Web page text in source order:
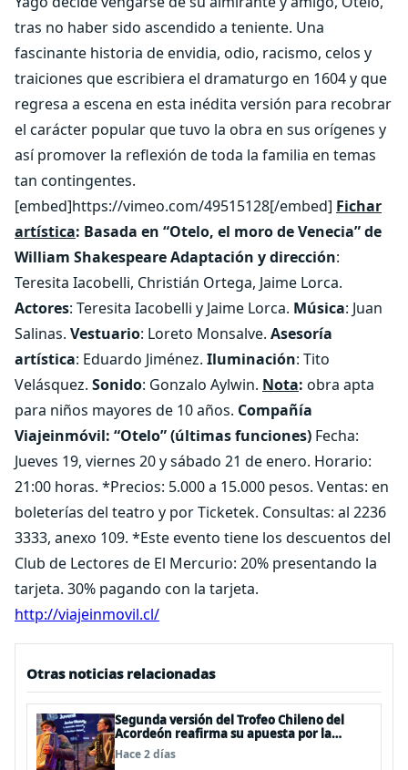
tras no haber sido ascendido a teniente. Una
fascinante historia de envidia, odio, racismo, celos y
traiciones que escribiera el dramaturgo en 1604 y que
regresa a escena en esta inédita versión para recobrar
el carácter popular que tuvo la obra en sus orígenes y
así promover la reflexión de toda la familia en temas
tan contingentes.
[embed]https://vimeo.com/49515128[/embed] Fichar
artística: Basada en “Otelo, el moro de Venecia” de
William ShakespeareAdaptación y dirección:
Teresita Iacobelli, Christián Ortega, Jaime Lorca.
Actores: Teresita Iacobelli y Jaime Lorca. Música: Juan
Salinas. Vestuario: Loreto Monsalve. Asesoría
artística: Eduardo Jiménez. Iluminación: Tito
Velásquez. Sonido: Gonzalo Aylwin. Nota: obra apta
para niños mayores de 10 años. Compañía
Viajeinmóvil: “Otelo” (últimas funciones) Fecha:
Jueves 19, viernes 20 y sábado 21 de enero. Horario:
21:00 horas. *Precios: 5.000 a 15.000 pesos. Ventas: en
boleterías del teatro y por Ticketek. Consultas: al 2236
3333, anexo 109. *Este evento tiene los descuentos del
Club de Lectores de El Mercurio: 20% presentando la
tarjeta. 30% pagando con la tarjeta.
http://viajeinmovil.cl/
Otras noticias relacionadas
Segunda versión del Trofeo Chileno del
Acordeón reafirma su apuesta por la
profesionalización del instrumento en
Chile
Hace 2 días